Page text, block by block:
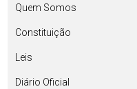
Quem Somos
Constituição
Leis
Diário Oficial